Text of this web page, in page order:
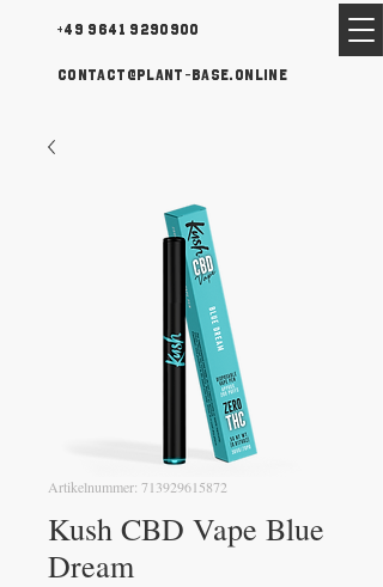
+49 9641 9290900
contact@plant-base.online
Artikelnummer: 713929615872
Kush CBD Vape Blue
Dream